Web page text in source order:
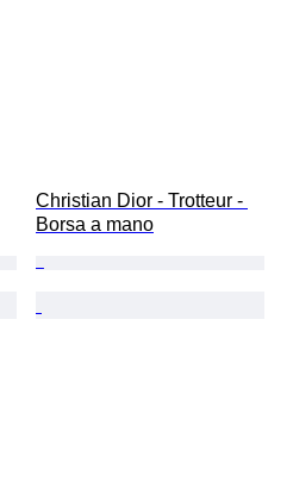
Christian Dior - Trotteur -
Borsa a mano